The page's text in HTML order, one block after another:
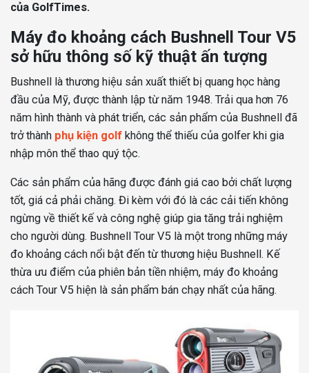
của GolfTimes.
Máy đo khoảng cách Bushnell Tour V5
sở hữu thông số kỹ thuật ấn tượng
Bushnell là thương hiệu sản xuất thiết bị quang học hàng
đầu của Mỹ, được thành lập từ năm 1948. Trải qua hơn 76
năm hình thành và phát triển, các sản phẩm của Bushnell đã
trở thành phụ kiện golf không thể thiếu của golfer khi gia
nhập môn thể thao quý tộc.
Các sản phẩm của hãng được đánh giá cao bởi chất lượng
tốt, giá cả phải chăng. Đi kèm với đó là các cải tiến không
ngừng về thiết kế và công nghệ giúp gia tăng trải nghiệm
cho người dùng. Bushnell Tour V5 là một trong những máy
đo khoảng cách nổi bật đến từ thương hiệu Bushnell. Kế
thừa ưu điểm của phiên bản tiền nhiệm, máy đo khoảng
cách Tour V5 hiện là sản phẩm bán chạy nhất của hãng.